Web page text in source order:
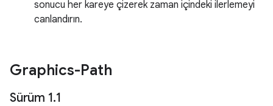
sonucu her kareye çizerek zaman içindeki ilerlemeyi
canlandırın.
Graphics-Path
Sürüm 1.1